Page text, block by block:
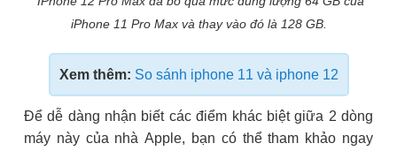
iPhone 11 Pro Max và thay vào đó là 128 GB.
Xem thêm: So sánh iphone 11 và iphone 12
Để dễ dàng nhận biết các điểm khác biệt giữa 2 dòng
máy này của nhà Apple, bạn có thể tham khảo ngay